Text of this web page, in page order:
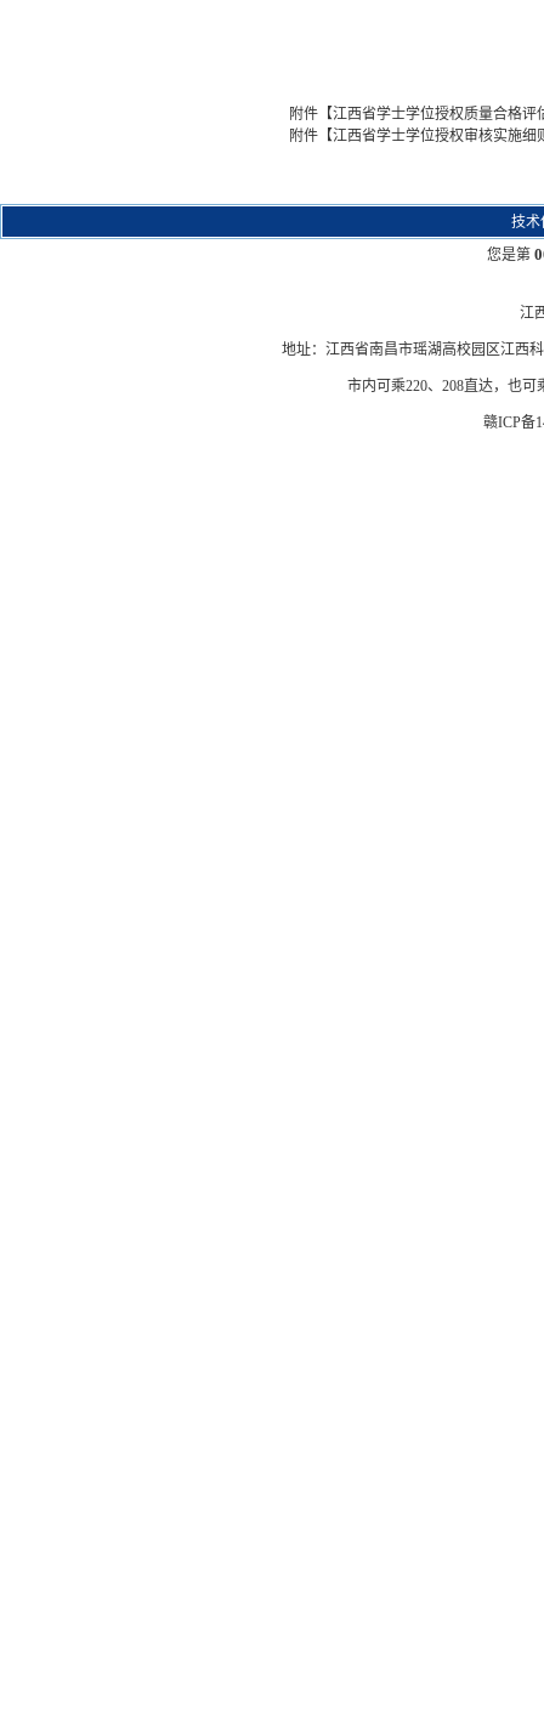
附件【江西省学士学位授权质量合格评
附件【江西省学士学位授权审核实施细
技术
您是第
江
地址：江西省南昌市瑶湖高校园区江西
市内可乘220、208直达，也
赣ICP备